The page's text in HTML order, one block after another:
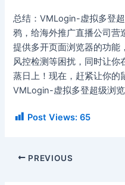
总结：VMLogin-虚拟多登
鸦，给海外推广直播公司营
提供多开页面浏览器的功能
风控检测等困扰，同时让
蒸日上！现在，赶紧让你的
VMLogin-虚拟多登超级浏
Post Views: 65
PREVIOUS